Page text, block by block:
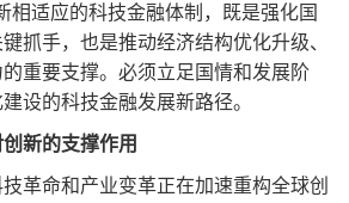
相适应的科技金融体制，既是强化国
抓手，也是推动经济结构优化升级、
重要支撑。必须立足国情和发展阶
设的科技金融发展新路径。
新的支撑作用
革命和产业变革正在加速重构全球创